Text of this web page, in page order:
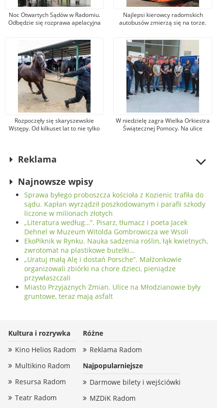
Noc Otwartych Sądów w Radomiu.
Odbędzie się rozprawa apelacyjna
„Znachora”
Najlepsi kierowcy radomskich
autobusów zmierzą się na torze.
Autodromie Jastrząb jutro, 9 maja!
Rozpoczęły się skaryszewskie
Wstępy. Od kilkuset lat to nie tylko
W niedzielę zagra Wielka Orkiestra
Świątecznej Pomocy. Na ulice
Reklama
Najnowsze wpisy
Sprawa byłego proboszcza kościoła z Kozienic trafiła do
sądu. Kapłan wyrządził poszkodowanym i parafii szkody
liczone w milionach złotych
„Literatura według…”. Pisarz, tłumacz i poeta Jacek
Dehnel w Muzeum Witolda Gombrowicza we Wsoli
EkoPiknik w Rynku. Nauka sadzenia roślin, łąk kwietnych,
zwrotomat na plastikowe butelki…
„Uratuj małą Alę i dostań Porsche”. Małżonkowie
organizowali zbiórki na chore dzieci, pieniądze
przywłaszczali
Miasto Przyjaznych Zmian. Ulice na Młodzianowie były
gruntowe, teraz mają asfalt
Kultura i rozrywka
Kino Helios Radom
Multikino Radom
Resursa Radom
Teatr Radom
Różne
Reklama Radom
Najpopularniejsze
Darmowe bilety i wejściówki
MZDiK Radom